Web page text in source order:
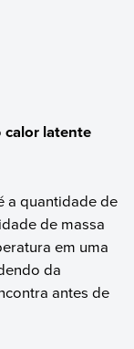
calor latente
a quantidade de
de massa
em uma
da
antes de